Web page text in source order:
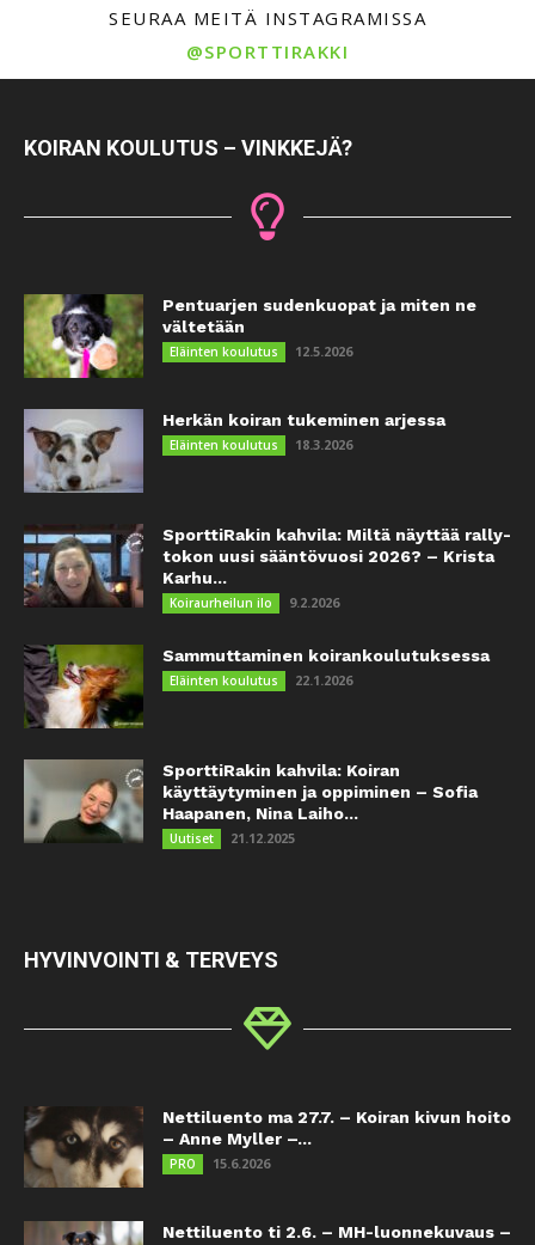
SEURAA MEITÄ INSTAGRAMISSA
@SPORTTIRAKKI
KOIRAN KOULUTUS – VINKKEJÄ?
Pentuarjen sudenkuopat ja miten ne
vältetään
Eläinten koulutus 12.5.2026
Herkän koiran tukeminen arjessa
Eläinten koulutus 18.3.2026
SporttiRakin kahvila: Miltä näyttää rally-
tokon uusi sääntövuosi 2026? – Krista
Karhu...
Koiraurheilun ilo 9.2.2026
Sammuttaminen koirankoulutuksessa
Eläinten koulutus 22.1.2026
SporttiRakin kahvila: Koiran
käyttäytyminen ja oppiminen – Sofia
Haapanen, Nina Laiho...
Uutiset 21.12.2025
HYVINVOINTI & TERVEYS
Nettiluento ma 27.7. – Koiran kivun hoito
– Anne Myller –...
PRO 15.6.2026
Nettiluento ti 2.6. – MH-luonnekuvaus –